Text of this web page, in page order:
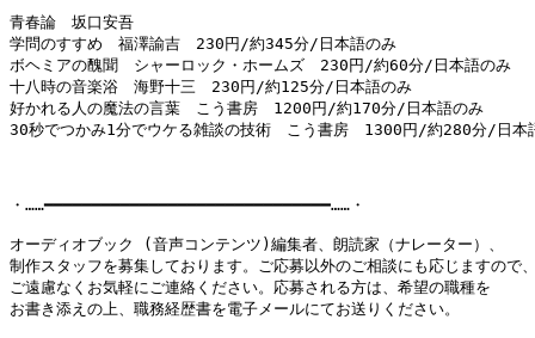
青春論　坂口安吾
学問のすすめ　福澤諭吉　230円/約345分/日本語のみ
ボヘミアの醜聞　シャーロック・ホームズ　230円/約60分/日本語のみ
十八時の音楽浴　海野十三　230円/約125分/日本語のみ
好かれる人の魔法の言葉　こう書房　1200円/約170分/日本語のみ
30秒でつかみ1分でウケる雑談の技術　こう書房　1300円/約280分/日本
・……━━━━━━━━━━━━━━━━━━━━━━━━━━━━━━……・
オーディオブック (音声コンテンツ)編集者、朗読家（ナレーター）、
制作スタッフを募集しております。ご応募以外のご相談にも応じますので
ご遠慮なくお気軽にご連絡ください。応募される方は、希望の職種を
お書き添えの上、職務経歴書を電子メールにてお送りください。